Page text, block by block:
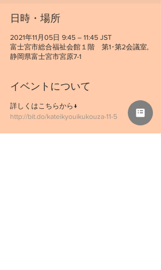
日時・場所
2021年11月05日 9:45 – 11:45 JST
富士宮市総合福祉会館１階 第1･第2会議室,
静岡県富士宮市宮原7-1
イベントについて
詳しくはこちらから↓
http://bit.do/kateikyouikukouza-11-5